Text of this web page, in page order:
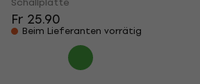
Fr 25.90
Beim Lieferanten vorrätig